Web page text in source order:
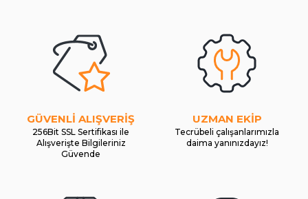
GÜVENLİ ALIŞVERİŞ
256Bit SSL Sertifikası ile
Alışverişte Bilgileriniz
Güvende
UZMAN EKİP
Tecrübeli çalışanlarımızla
daima yanınızdayız!